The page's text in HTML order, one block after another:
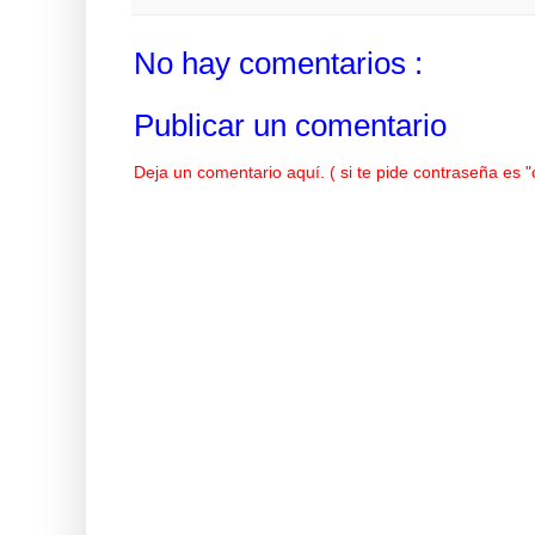
No hay comentarios :
Publicar un comentario
Deja un comentario aquí. ( si te pide contraseña es